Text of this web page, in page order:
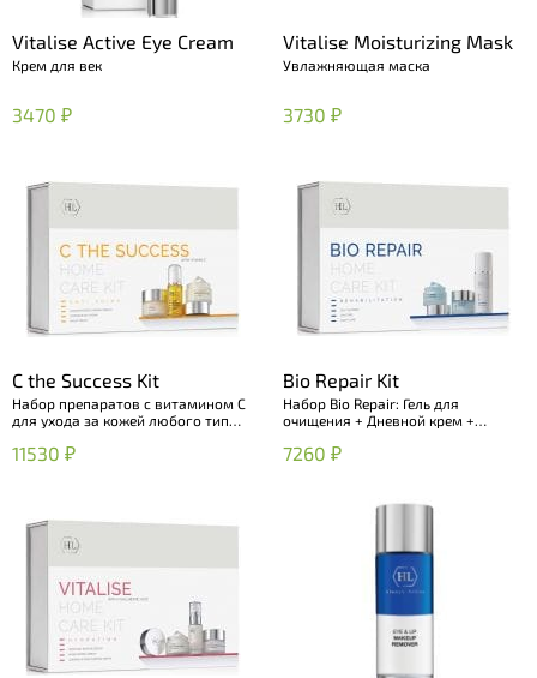
Vitalise Active Eye Cream
Крем для век
3470 ₽
Vitalise Moisturizing Mask
Увлажняющая маска
3730 ₽
C the Success Kit
Набор препаратов с витамином С
для ухода за кожей любого типа
хроностарения
11530 ₽
Bio Repair Kit
Набор Bio Repair: Гель для
очищения + Дневной крем +
7260 ₽